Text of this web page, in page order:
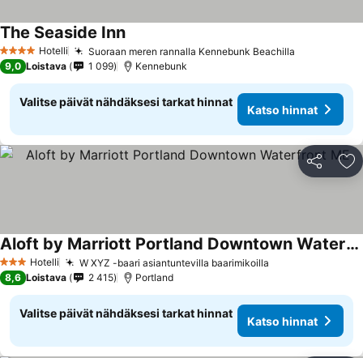
4 Tähtiluokitus
Hotelli Suoraan meren rannalla Kennebunk Beachilla
The Seaside Inn
9,0 Loistava 1 099 Kennebunk
Valitse päivät nähdäksesi tarkat hinnat
Katso hinnat
Jaa
3 Tähtiluokitus
Hotelli W XYZ -baari asiantuntevilla baarimikoilla
Aloft by Marriott Portland Downtown Waterfront ME
8,6 Loistava 2 415 Portland
Valitse päivät nähdäksesi tarkat hinnat
Katso hinnat